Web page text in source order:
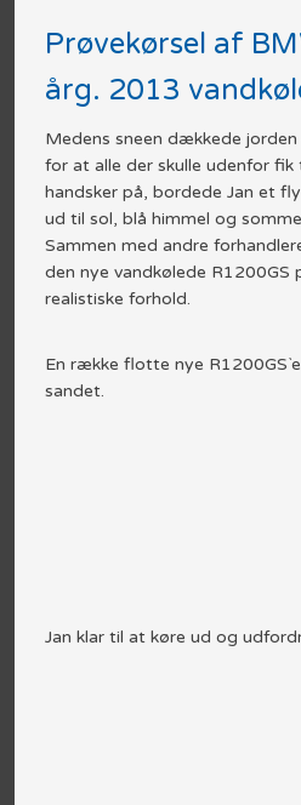
Prøvekørsel af
årg. 2013
Medens sneen dækkede
for at alle der skulle udenfor fik
handsker på, bordede Jan et
ud til sol, blå himmel og
Sammen med andre
den nye vandkølede R1200GS
realistiske forhold.​
En række flotte nye
sandet.​
Jan klar til at køre ud og